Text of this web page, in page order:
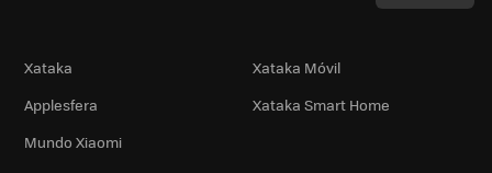
Xataka
Xataka Móvil
Applesfera
Xataka Smart Home
Mundo Xiaomi